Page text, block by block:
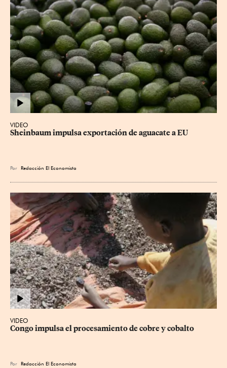
VIDEO
Sheinbaum impulsa exportación de aguacate a EU
Por Redacción El Economista
VIDEO
Congo impulsa el procesamiento de cobre y cobalto
Por Redacción El Economista